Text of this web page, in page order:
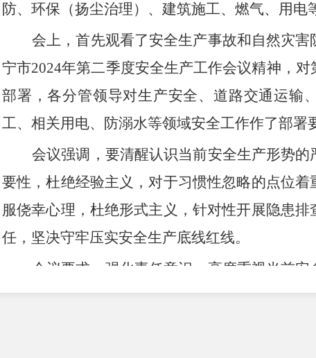
防、环保（扬尘治理）、建筑施工、燃气、用电
会上，首先观看了安全生产事故和自然灾
宁市2024年第二季度安全生产工作会议精神，对
部署，各分管领导对生产安全、道路交通运输
工、相关用电、防溺水等领域安全工作作了部署
会议强调，要清醒认识当前安全生产形势
要性，杜绝经验主义，对于习惯性忽略的点位
服侥幸心理，杜绝形式主义，针对性开展隐患
任，坚决守牢压实安全生产底线红线。
会议要求， 强化责任意识，高度重视当前
除监管盲区、堵塞管理漏洞。加强隐患排查，筑